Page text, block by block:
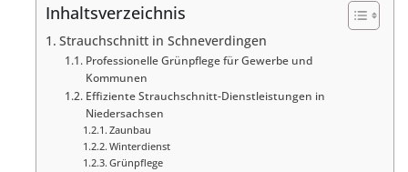
Inhaltsverzeichnis
Strauchschnitt in Schneverdingen
Professionelle Grünpflege für Gewerbe und
Kommunen
Effiziente Strauchschnitt-Dienstleistungen in
Niedersachsen
Zaunbau
Winterdienst
Grünpflege